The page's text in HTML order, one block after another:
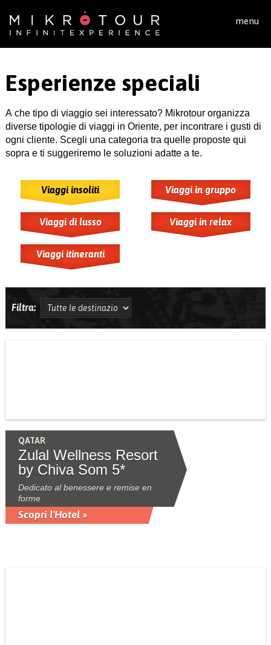
menu
Esperienze speciali
A che tipo di viaggio sei interessato? Mikrotour organizza
diverse tipologie di viaggi in Oriente, per incontrare i gusti di
ogni cliente. Scegli una categoria tra quelle proposte qui
sopra e ti suggeriremo le soluzioni adatte a te.
Viaggi insoliti Viaggi in gruppo
Viaggi di lusso Viaggi in relax
Viaggi itineranti
Filtra:
QATAR
Zulal Wellness Resort
by Chiva Som 5*
Dedicato al benessere e remise en
forme
Scopri l'Hotel »